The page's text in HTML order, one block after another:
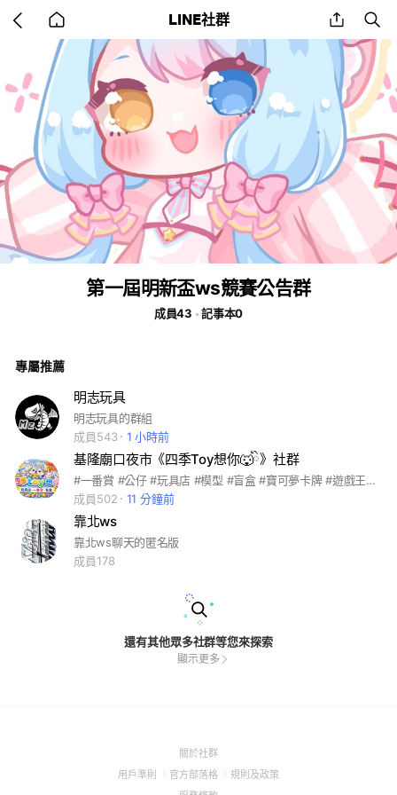
back
to
home
LINE社群 share
第一屆明新盃ws競賽公告群
成員43 記事本0
專屬推薦
明志玩具
明志玩具的群組
成員543
1 小時前
基隆廟口夜市《四季Toy想你🐺ིྀ》社群
#一番賞 #公仔 #玩具店 #模型 #盲盒 #寶可夢卡牌 #遊戲王卡牌 #3C #黃金
成員502
11 分鐘前
靠北ws
靠北ws聊天的匿名版
成員178
還有其他眾多社群等您來探索
顯示更多
關於社群(Open
用戶準則
(Open
官方部落格
(Open
規則及政策(Open